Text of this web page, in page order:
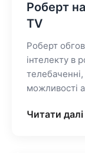
Роберт
TV
Роберт
інтелекту в
можливості
Читати